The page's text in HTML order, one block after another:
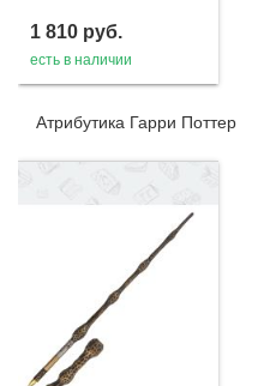
1 810 руб.
есть в наличии
Атрибутика Гарри Поттер